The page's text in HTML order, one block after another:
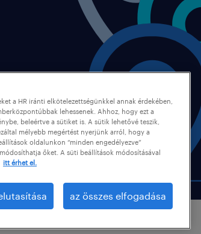
a HR iránti elkötelezettségünkkel annak érdekében,
lehessenek. Ahhoz, hogy ezt a
beleértve a sütiket is. A sütik lehetővé teszik,
mélyebb megértést nyerjünk arról, hogy a
oldalunkon “minden engedélyezve”
őket. A süti beállítások módosításával
itt érhet el.
az összes elfogadása